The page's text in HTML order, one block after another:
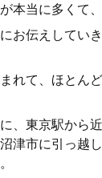
本当に多くて、
お伝えしてい
れて、ほとん
、東京駅から
津市に引っ越